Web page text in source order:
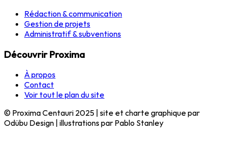
Rédaction & communication
Gestion de projets
Administratif & subventions
Découvrir Proxima
À propos
Contact
Voir tout le plan du site
© Proxima Centauri 2025 | site et charte graphique par
Odübu Design | illustrations par Pablo Stanley